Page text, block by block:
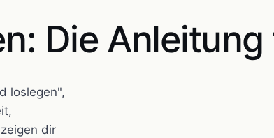
Die
loslegen",
dir